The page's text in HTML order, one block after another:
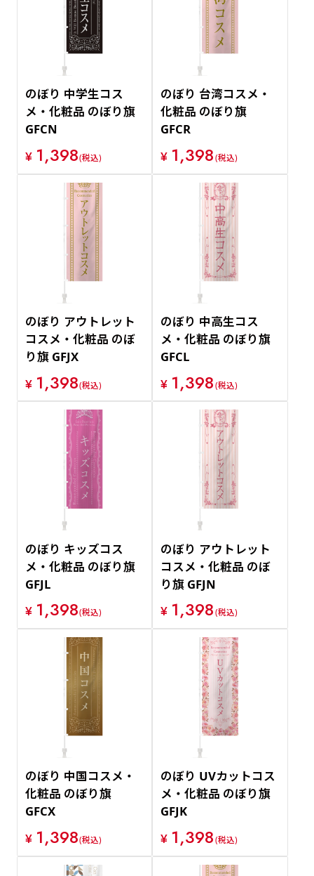
のぼり 中学生コス
メ・化粧品 のぼり旗
GFCN
¥ 1,398(税込)
のぼり 台湾コスメ・
化粧品 のぼり旗
GFCR
¥ 1,398(税込)
のぼり アウトレット
コスメ・化粧品 のぼ
り旗 GFJX
¥ 1,398(税込)
のぼり 中高生コス
メ・化粧品 のぼり旗
GFCL
¥ 1,398(税込)
のぼり キッズコス
メ・化粧品 のぼり旗
GFJL
¥ 1,398(税込)
のぼり アウトレット
コスメ・化粧品 のぼ
り旗 GFJN
¥ 1,398(税込)
のぼり 中国コスメ・
化粧品 のぼり旗
GFCX
¥ 1,398(税込)
のぼり UVカットコス
メ・化粧品 のぼり旗
GFJK
¥ 1,398(税込)